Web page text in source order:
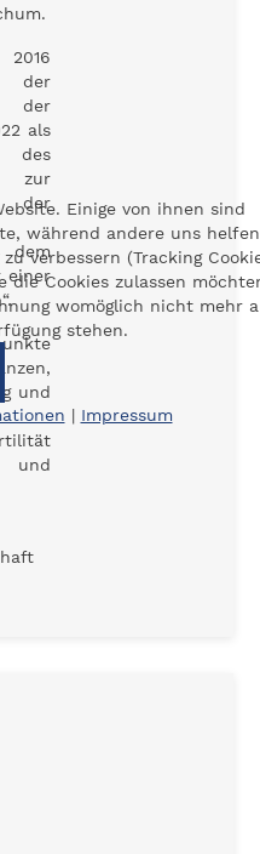
der
der
als
zur
dem
einer
und
Einige von ihnen sind
während andere uns
verbessern (Tracking
die Cookies zulassen
womöglich nicht mehr
stehen.
| Impressum